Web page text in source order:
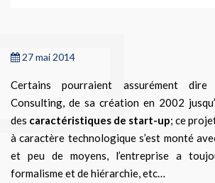
27 mai 2014
Certains pourraient assurément dire
Consulting, de sa création en 2002
des caractéristiques de start-up; ce
à caractère technologique s’est monté
et peu de moyens, l’entreprise a
formalisme et de hiérarchie, etc…